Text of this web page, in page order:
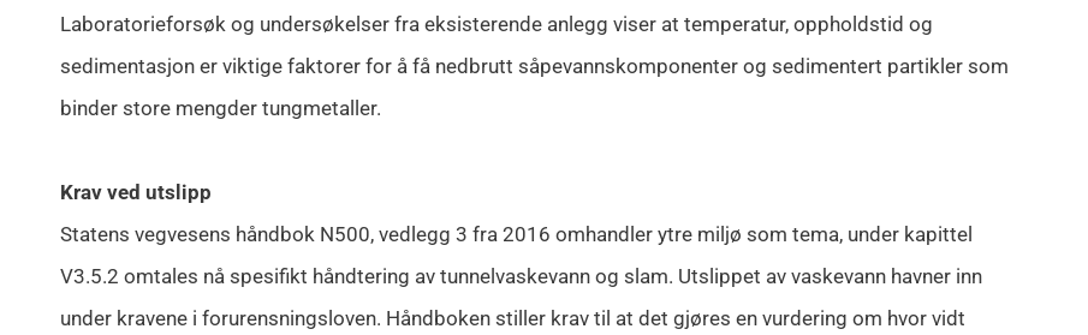
Laboratorieforsøk og undersøkelser fra eksisterende anlegg viser at temperatur, oppholdstid og
sedimentasjon er viktige faktorer for å få nedbrutt såpevannskomponenter og sedimentert partikler som
binder store mengder tungmetaller.
Krav ved utslipp
Statens vegvesens håndbok N500, vedlegg 3 fra 2016 omhandler ytre miljø som tema, under kapittel
V3.5.2 omtales nå spesifikt håndtering av tunnelvaskevann og slam. Utslippet av vaskevann havner inn
under kravene i forurensningsloven. Håndboken stiller krav til at det gjøres en vurdering om hvor vidt